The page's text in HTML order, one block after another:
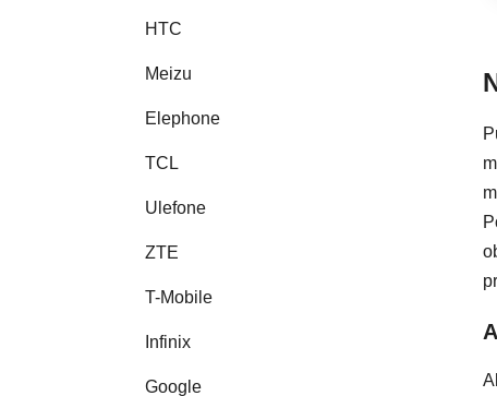
HTC
Meizu
Elephone
TCL
Ulefone
ZTE
T-Mobile
Infinix
Google